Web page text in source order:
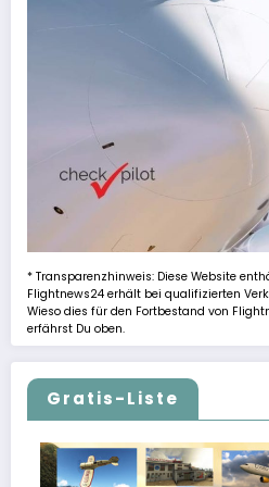
* Transparenzhinweis: Diese Website
Flightnews24 erhält bei qualifizierten
Wieso dies für den Fortbestand von
erfährst Du oben.
Gratis-Liste